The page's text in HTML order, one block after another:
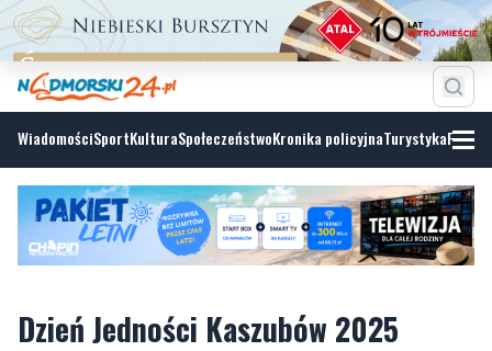
WiadomościSportKulturaSpołeczeństwoKronika policyjnaTurystyka
Dzień Jedności Kaszubów 2025
wejherowskim!